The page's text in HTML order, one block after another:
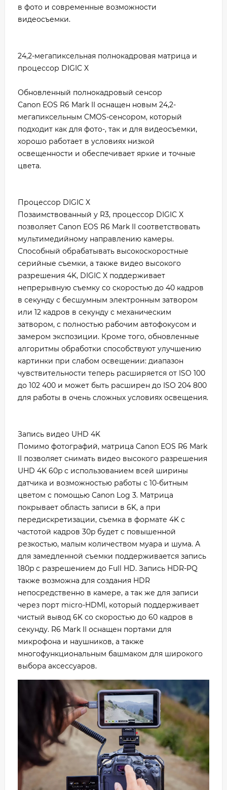
в фото и современные возможности
видеосъемки.
24,2-мегапиксельная полнокадровая матрица и
процессор DIGIC X
Обновленный полнокадровый сенсор
Canon EOS R6 Mark II оснащен новым 24,2-
мегапиксельным CMOS-сенсором, который
подходит как для фото-, так и для видеосъемки,
хорошо работает в условиях низкой
освещенности и обеспечивает яркие и точные
цвета.
Процессор DIGIC X
Позаимствованный у R3, процессор DIGIC X
позволяет Canon EOS R6 Mark II соответствовать
мультимедийному направлению камеры.
Способный обрабатывать высокоскоростные
серийные съемки, а также видео высокого
разрешения 4K, DIGIC X поддерживает
непрерывную съемку со скоростью до 40 кадров
в секунду с бесшумным электронным затвором
или 12 кадров в секунду с механическим
затвором, с полностью рабочим автофокусом и
замером экспозиции. Кроме того, обновленные
алгоритмы обработки способствуют улучшению
картинки при слабом освещении: диапазон
чувствительности теперь расширяется от ISO 100
до 102 400 и может быть расширен до ISO 204 800
для работы в очень сложных условиях освещения.
Запись видео UHD 4K
Помимо фотографий, матрица Canon EOS R6 Mark
II позволяет снимать видео высокого разрешения
UHD 4K 60p с использованием всей ширины
датчика и возможностью работы с 10-битным
цветом с помощью Canon Log 3. Матрица
покрывает область записи в 6K, а при
передискретизации, съемка в формате 4K с
частотой кадров 30p будет с повышенной
резкостью, малым количеством муара и шума. А
для замедленной съемки поддерживается запись
180p с разрешением до Full HD. Запись HDR-PQ
также возможна для создания HDR
непосредственно в камере, а так же для записи
через порт micro-HDMI, который поддерживает
чистый вывод 6K со скоростью до 60 кадров в
секунду. R6 Mark II оснащен портами для
микрофона и наушников, а также
многофункциональным башмаком для широкого
выбора аксессуаров.